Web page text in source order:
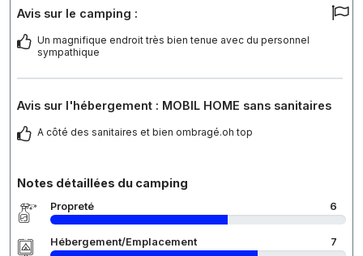
Avis sur le camping :
Un magnifique endroit très bien tenue avec du personnel
sympathique
Avis sur l'hébergement : MOBIL HOME sans sanitaires
A côté des sanitaires et bien ombragé.oh top
Notes détaillées du camping
Propreté 6
Hébergement/Emplacement 7